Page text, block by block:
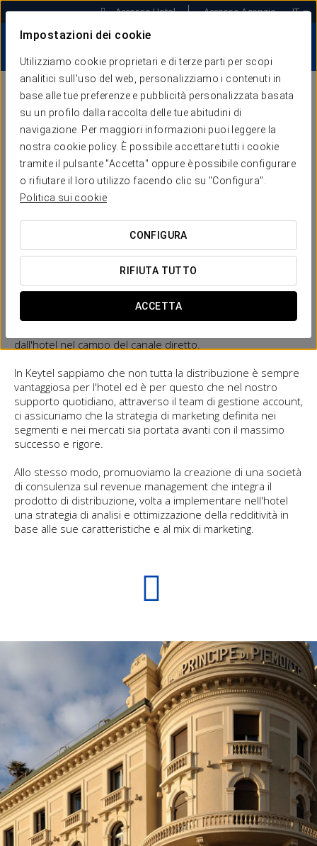
Impostazioni dei cookie
Utilizziamo cookie proprietari e di terze parti per scopi
analitici sull'uso del web, personalizziamo i contenuti in
base alle tue preferenze e pubblicità personalizzata basata
su un profilo dalla raccolta delle tue abitudini di
navigazione. Per maggiori informazioni puoi leggere la
nostra cookie policy. È possibile accettare tutti i cookie
tramite il pulsante "Accetta" oppure è possibile configurare
o rifiutare il loro utilizzo facendo clic su "Configura".
Politica sui cookie
CONFIGURA
RIFIUTA TUTTO
ACCETTA
Accesso Hotel Accesso Agenzie IT
SERVIZI
COMMERCIALIZZAZIONE E
VENDITE
ACCEDI A UNA RETE DI DISTRIBUZIONE UNICA
Attraverso il suo potente centro prenotazioni, Restel ha
stabilito una posizione di leadership totale nel settore delle
agenzie viaggio. Restel diventa il veicolo essenziale per
poter fornire agli hotel una segmentazione diversificata. A
questo punto, ci piace sottolineare che Keytel mantiene il
controllo totale della rete di distribuzione che viene fornita
ai suoi hotel, avendo ben chiara la necessità che sia
dall'hotel nel campo del canale diretto.
In Keytel sappiamo che non tutta la distribuzione è sempre
vantaggiosa per l'hotel ed è per questo che nel nostro
supporto quotidiano, attraverso il team di gestione account,
ci assicuriamo che la strategia di marketing definita nei
segmenti e nei mercati sia portata avanti con il massimo
successo e rigore.
Allo stesso modo, promuoviamo la creazione di una società
di consulenza sul revenue management che integra il
prodotto di distribuzione, volta a implementare nell'hotel
una strategia di analisi e ottimizzazione della redditività in
base alle sue caratteristiche e al mix di marketing.